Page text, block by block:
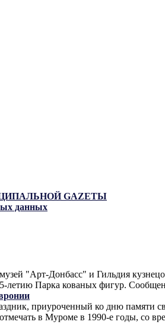
GAZЕТЫ
данных
"Арт-Донбасс" и Гильдия
Парка кованых фигур.
приуроченный ко дню памяти
в Муроме в 1990-е годы, со